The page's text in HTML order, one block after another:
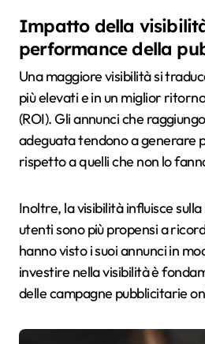
Impatto della
performance della
Una maggiore visibilità si
più elevati e in un miglior
(ROI). Gli annunci che
adeguata tendono a generare
rispetto a quelli che non lo
Inoltre, la visibilità influisce
utenti sono più propensi a
hanno visto i suoi annunci in
investire nella visibilità è
delle campagne pubblicitarie